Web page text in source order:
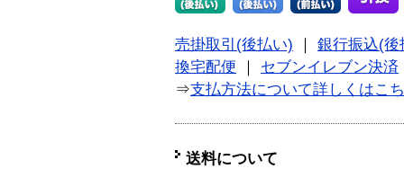
売掛取引(後払い)
銀行振込(後
換宅配便
セブンイレブン決済
⇒支払方法について詳しくはこ
送料について